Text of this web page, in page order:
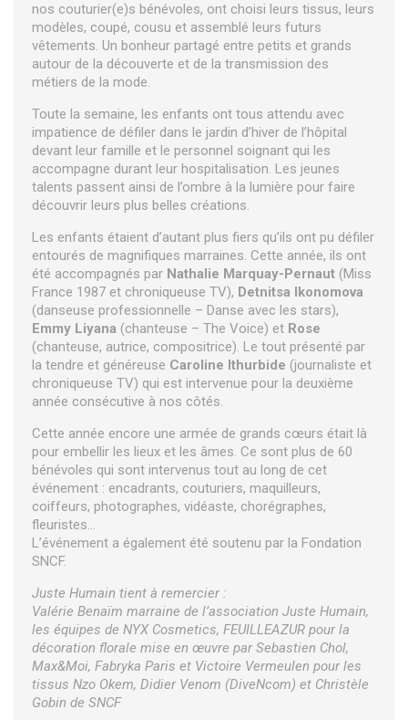
nos couturier(e)s bénévoles, ont choisi leurs tissus, leurs
modèles, coupé, cousu et assemblé leurs futurs
vêtements. Un bonheur partagé entre petits et grands
autour de la découverte et de la transmission des
métiers de la mode.
Toute la semaine, les enfants ont tous attendu avec
impatience de défiler dans le jardin d’hiver de l’hôpital
devant leur famille et le personnel soignant qui les
accompagne durant leur hospitalisation. Les jeunes
talents passent ainsi de l’ombre à la lumière pour faire
découvrir leurs plus belles créations.
Les enfants étaient d’autant plus fiers qu’ils ont pu défiler
entourés de magnifiques marraines. Cette année, ils ont
été accompagnés par Nathalie Marquay-Pernaut (Miss
France 1987 et chroniqueuse TV), Detnitsa Ikonomova
(danseuse professionnelle – Danse avec les stars),
Emmy Liyana (chanteuse – The Voice) et Rose
(chanteuse, autrice, compositrice). Le tout présenté par
la tendre et généreuse Caroline Ithurbide (journaliste et
chroniqueuse TV) qui est intervenue pour la deuxième
année consécutive à nos côtés.
Cette année encore une armée de grands cœurs était là
pour embellir les lieux et les âmes. Ce sont plus de 60
bénévoles qui sont intervenus tout au long de cet
événement : encadrants, couturiers, maquilleurs,
coiffeurs, photographes, vidéaste, chorégraphes,
fleuristes…
L’événement a également été soutenu par la Fondation
SNCF.
Juste Humain tient à remercier :
Valérie Benaïm marraine de l’association Juste Humain,
les équipes de NYX Cosmetics, FEUILLEAZUR pour la
décoration florale mise en œuvre par Sebastien Chol,
Max&Moi, Fabryka Paris et Victoire Vermeulen pour les
tissus Nzo Okem, Didier Venom (DiveNcom) et Christèle
Gobin de SNCF